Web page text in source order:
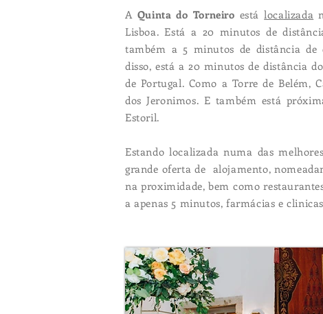
A Quinta do Torneiro estálocalizada
Lisboa. Está a 20 minutos de
também a 5 minutos de distância de
disso, está a 20 minutos de distância
de Portugal. Como a Torre de Belém,
dos Jeronimos. E também está
Estoril.
Estando localizada numa das
grande oferta de alojamento,
na proximidade, bem como
a apenas 5 minutos, farmácias e